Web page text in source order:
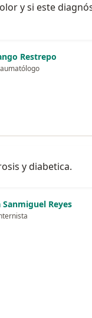
y si este
Restrepo
y diabetica.
Sanmiguel Reyes